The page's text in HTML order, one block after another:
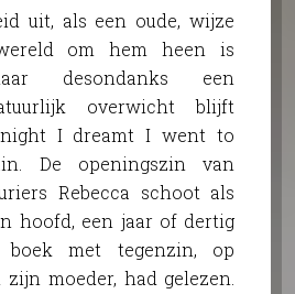
uit, als een oude, wijze
om hem heen is
desondanks een
overwicht blijft
night I dreamt I went to
De openingszin van
Rebecca schoot als
hoofd, een jaar of dertig
met tegenzin, op
moeder, had gelezen.